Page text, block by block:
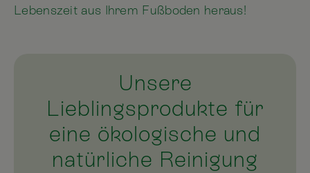
Lebenszeit aus Ihrem Fußboden heraus!
Unsere
Lieblingsprodukte für
eine ökologische und
natürliche Reinigung